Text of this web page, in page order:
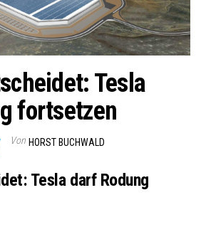
Tesla
fortsetzen
Von HORST BUCHWALD
Tesla darf Rodung